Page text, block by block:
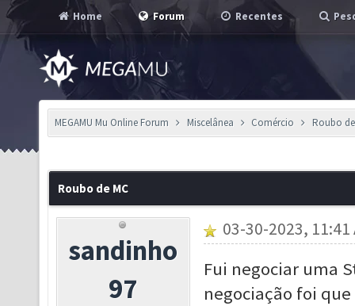
Home Forum Recentes
MEGAMU Mu Online Forum Miscelânea Comércio Roubo
Roubo de MC
sandinho
97
03-30-2023, 11:41
Fui negociar uma
negociação foi